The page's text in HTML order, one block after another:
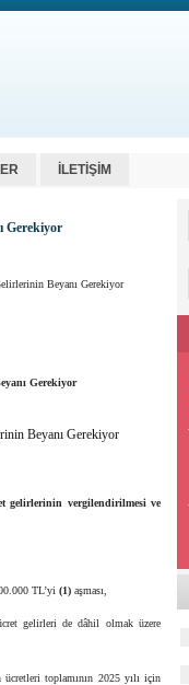
İLETİŞİM
Gerekiyor
Beyanı Gerekiyor
Gerekiyor
Beyanı Gerekiyor
gelirlerinin vergilendirilmesi ve
TL’yi (1) aşması,
gelirleri de dâhil olmak üzere
toplamının 2025 yılı için